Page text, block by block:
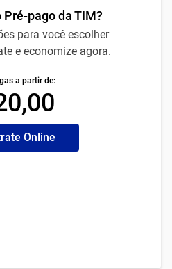
Pré-pago da TIM?
para você escolher
e economize agora.
a partir de:
Online